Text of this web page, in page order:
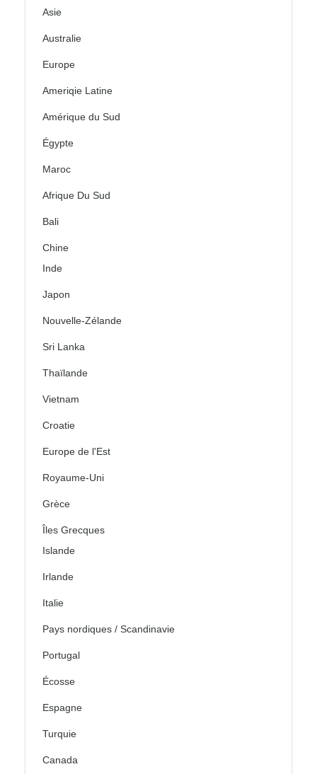
Asie
Australie
Europe
Ameriqie Latine
Amérique du Sud
Égypte
Maroc
Afrique Du Sud
Bali
Chine
Inde
Japon
Nouvelle-Zélande
Sri Lanka
Thaïlande
Vietnam
Croatie
Europe de l'Est
Royaume-Uni
Grèce
Îles Grecques
Islande
Irlande
Italie
Pays nordiques / Scandinavie
Portugal
Écosse
Espagne
Turquie
Canada